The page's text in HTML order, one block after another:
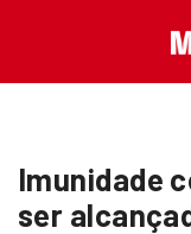
Imunidade
ser